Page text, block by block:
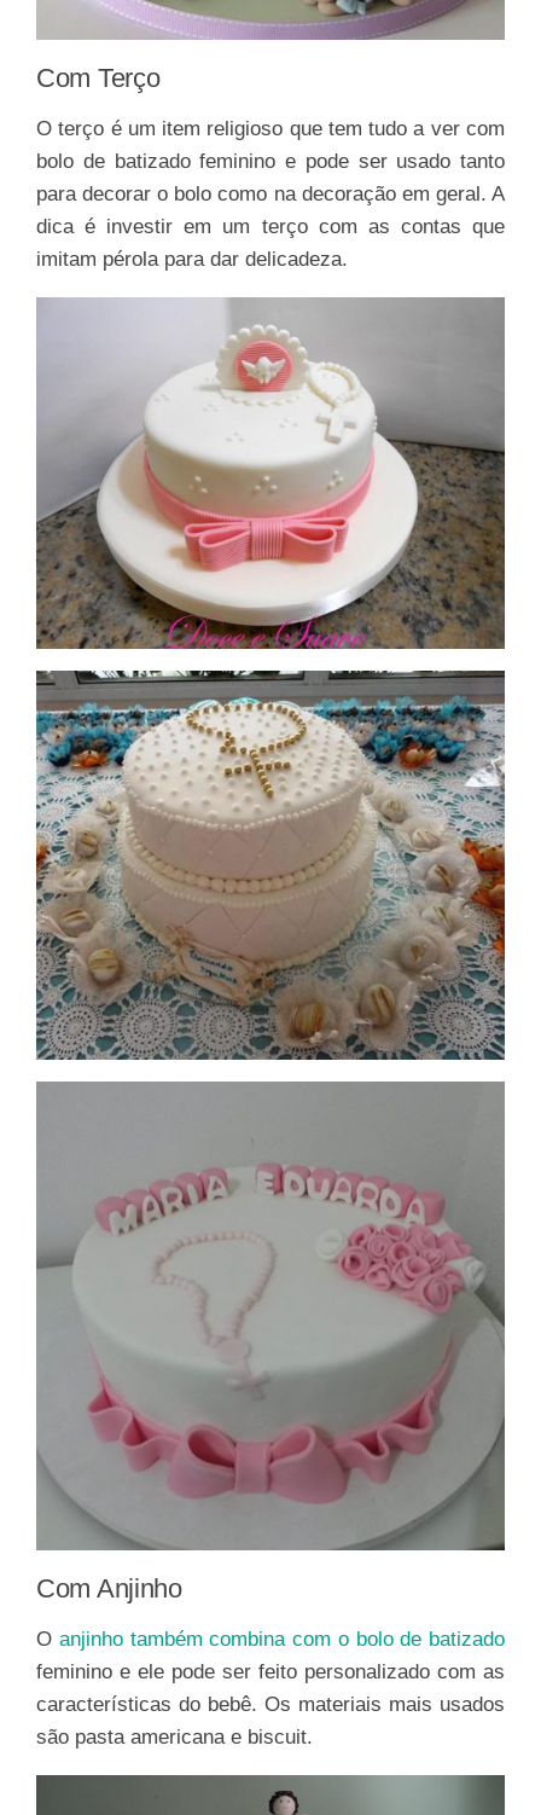
Com Terço
O terço é um item religioso que tem tudo a ver com
bolo de batizado feminino e pode ser usado tanto
para decorar o bolo como na decoração em geral. A
dica é investir em um terço com as contas que
imitam pérola para dar delicadeza.
Com Anjinho
O anjinho também combina com o bolo de batizado
feminino e ele pode ser feito personalizado com as
características do bebê. Os materiais mais usados
são pasta americana e biscuit.